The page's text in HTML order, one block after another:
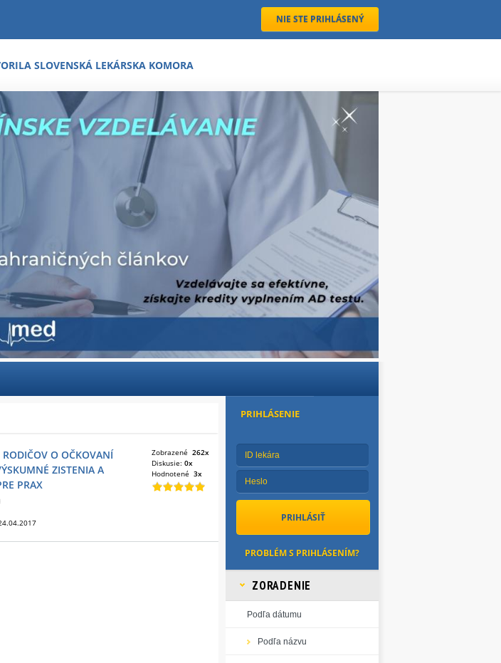
NIE STE PRIHLÁSENÝ
SLOVENSKÁ LEKÁRSKA KOMORA
O OČKOVANÍ
ZISTENIA A
PRAX
Zobrazené 262x
Diskusie: 0x
Hodnotené 3x
PRIHLÁSENIE
PROBLÉM S PRIHLÁSENÍM?
ZORADENIE
Podľa dátumu
Podľa názvu